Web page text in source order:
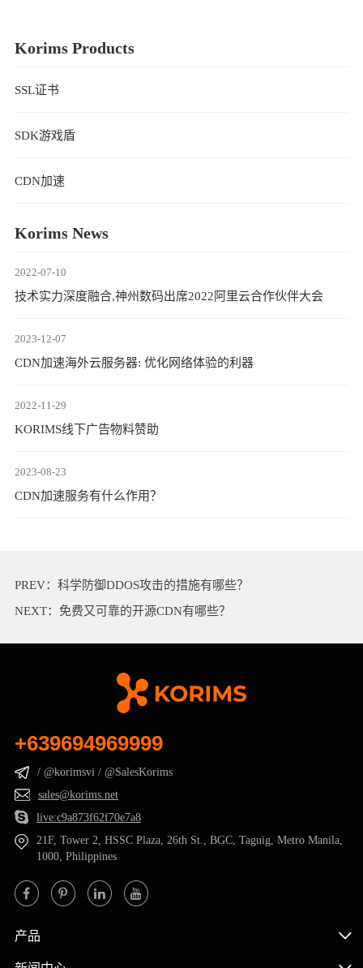
Korims Products
SSL证书
SDK游戏盾
CDN加速
Korims News
2022-07-10
技术实力深度融合,神州数码出席2022阿里云合作伙伴大会
2023-12-07
CDN加速海外云服务器: 优化网络体验的利器
2022-11-29
KORIMS线下广告物料赞助
2023-08-23
CDN加速服务有什么作用？
PREV： 科学防御DDOS攻击的措施有哪些？
NEXT： 免费又可靠的开源CDN有哪些？
+639694969999
/ @korimsvi / @SalesKorims
sales@korims.net
live:c9a873f62f70e7a8
21F, Tower 2, HSSC Plaza, 26th St., BGC, Taguig, Metro Manila,
1000, Philippines
产品